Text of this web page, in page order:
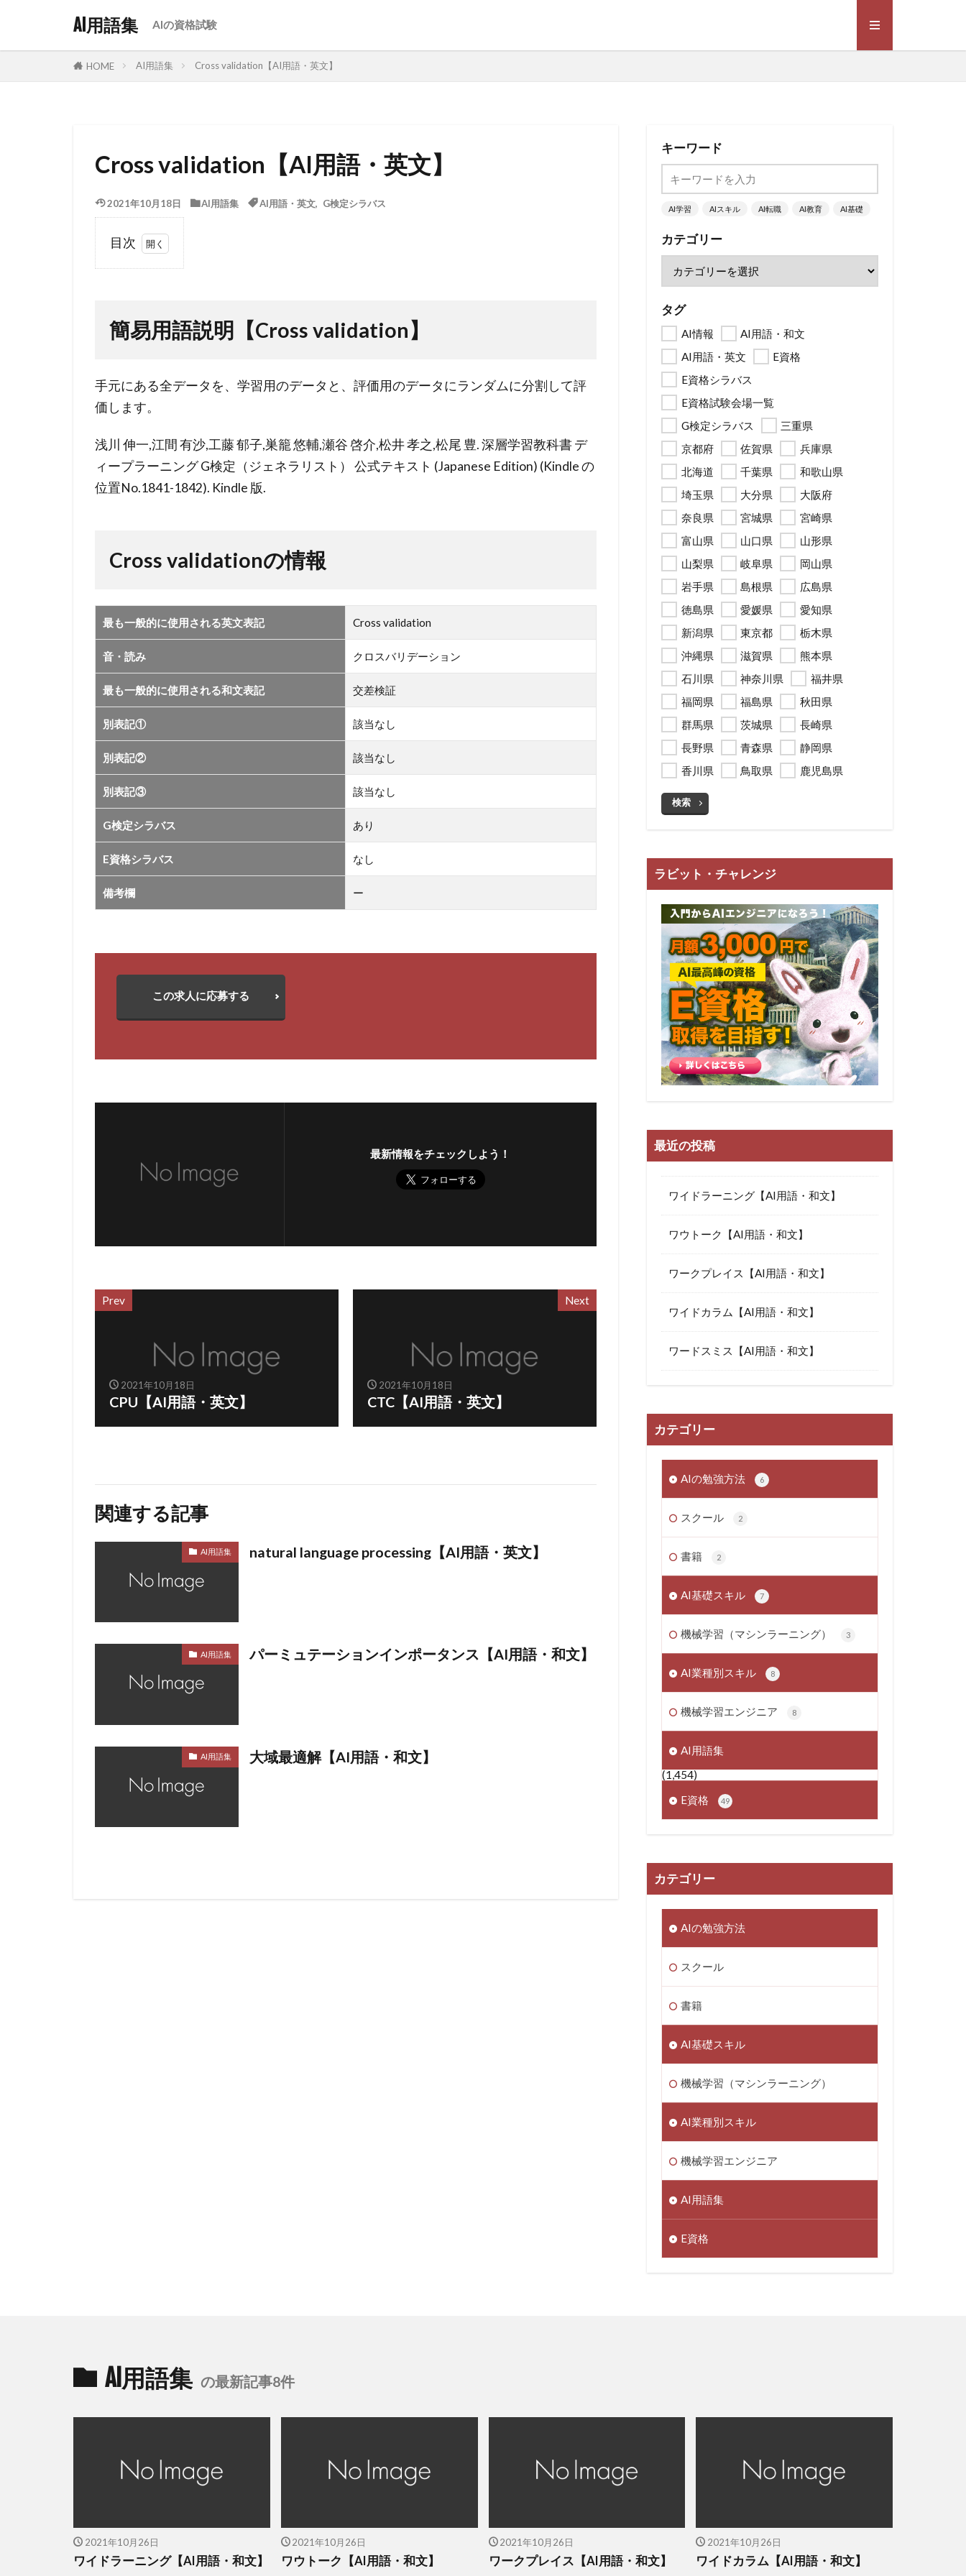
AI用語集 AIの資格試験
HOME AI用語集 Cross validation【AI用語・英文】
Cross validation【AI用語・英文】
2021年10月18日 AI用語集 AI用語・英文, G検定シラバス
目次
1
簡易用
validation】
validation
の情報
簡易用語説明【Cross validation】
手元にある全データを、学習用のデータと、評価用のデータにランダムに分割して評
価します。
浅川 伸一,江間 有沙,工藤 郁子,巣籠 悠輔,瀬谷 啓介,松井 孝之,松尾 豊. 深層学習教科書 デ
ィープラーニング G検定（ジェネラリスト） 公式テキスト (Japanese Edition) (Kindle の
位置No.1841-1842). Kindle 版.
Cross validationの情報
最も一般的に使用される英文表記 Cross validation
音・読み クロスバリデーション
最も一般的に使用される和文表記 交差検証
別表記① 該当なし
別表記② 該当なし
別表記③ 該当なし
G検定シラバス あり
E資格シラバス なし
備考欄 ー
この求人に応募する
最新情報をチェックしよう！
Prev
2021年10月18日
CPU【AI用語・英文】
Next
2021年10月18日
CTC【AI用語・英文】
関連する記事
AI用語集 natural language processing【AI用語・英文】
AI用語集 パーミュテーションインポータンス【AI用語・和文】
AI用語集 大域最適解【AI用語・和文】
キーワード
AI学習 AIスキル AI転職 AI教育 AI基礎
カテゴリー
タグ
AI情報
AI用語・和文
AI用語・英文
E資格
E資格シラバス
E資格試験会場一覧
G検定シラバス
三重県
京都府
佐賀県
兵庫県
北海道
千葉県
和歌山県
埼玉県
大分県
大阪府
奈良県
宮城県
宮崎県
富山県
山口県
山形県
山梨県
岐阜県
岡山県
岩手県
島根県
広島県
徳島県
愛媛県
愛知県
新潟県
東京都
栃木県
沖縄県
滋賀県
熊本県
石川県
神奈川県
福井県
福岡県
福島県
秋田県
群馬県
茨城県
長崎県
長野県
青森県
静岡県
香川県
鳥取県 鹿児島県
検索
ラビット・チャレンジ
最近の投稿
ワイドラーニング【AI用語・和文】
ワウトーク【AI用語・和文】
ワークプレイス【AI用語・和文】
ワイドカラム【AI用語・和文】
ワードスミス【AI用語・和文】
カテゴリー
AIの勉強方法 6
スクール 2
書籍 2
AI基礎スキル 7
機械学習（マシンラーニング） 3
AI業種別スキル 8
機械学習エンジニア 8
AI用語集
(1,454)
E資格
49
カテゴリー
AIの勉強方法
スクール
書籍
AI基礎スキル
機械学習（マシンラーニング）
AI業種別スキル
機械学習エンジニア
AI用語集
E資格
AI用語集 の最新記事8件
2021年10月26日
ワイドラーニング【AI用語・和文】
2021年10月26日
ワウトーク【AI用語・和文】
2021年10月26日
ワークプレイス【AI用語・和文】
2021年10月26日
ワイドカラム【AI用語・和文】